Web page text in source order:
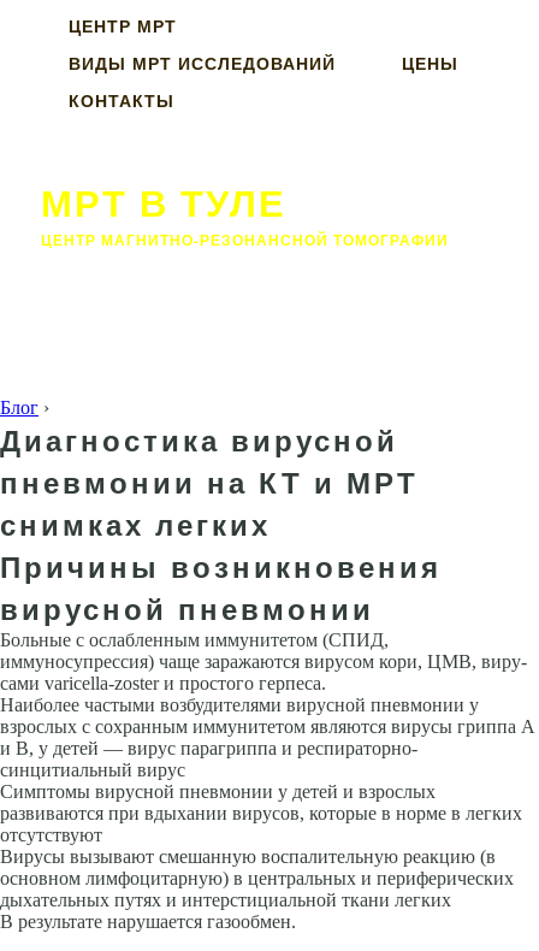
ЦЕНТР МРТ
ВИДЫ МРТ ИССЛЕДОВАНИЙ
ЦЕНЫ
КОНТАКТЫ
МРТ В ТУЛЕ
ЦЕНТР МАГНИТНО-РЕЗОНАНСНОЙ ТОМОГРАФИИ
Блог ›
Диагностика вирусной
пневмонии на КТ и МРТ
снимках легких
Причины возникновения
вирусной пневмонии
Больные с ослабленным иммунитетом (СПИД,
иммуносупрессия) чаще заражаются вирусом кори, ЦМВ, виру­
сами varicella-zoster и простого герпеса.
Наиболее частыми возбудителями вирусной пневмонии у
взрослых с сохранным иммуните­том являются вирусы гриппа А
и В, у детей — вирус парагриппа и респи­раторно-
синцитиальный вирус
Симптомы вирусной пневмонии у детей и взрослых
развиваются при вдыхании вирусов, которые в норме в легких
отсутствуют
Вирусы вызывают смешанную воспалительную реакцию (в
основном лимфоцитарную) в центральных и периферических
дыха­тельных путях и интерстициальной ткани легких
В результате наруша­ется газообмен.